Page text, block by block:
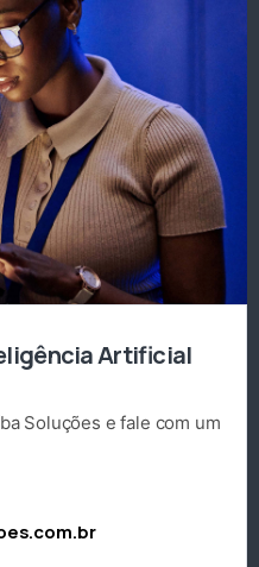
Artificial
Soluções e fale com um